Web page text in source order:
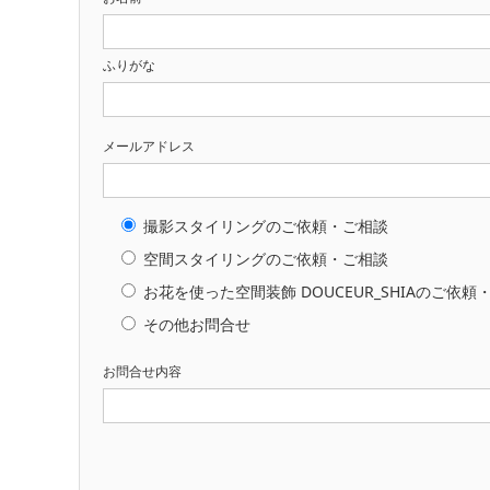
ふりがな
メールアドレス
撮影スタイリングのご依頼・ご相談
空間スタイリングのご依頼・ご相談
お花を使った空間装飾 DOUCEUR_SHIAのご依頼
その他お問合せ
お問合せ内容